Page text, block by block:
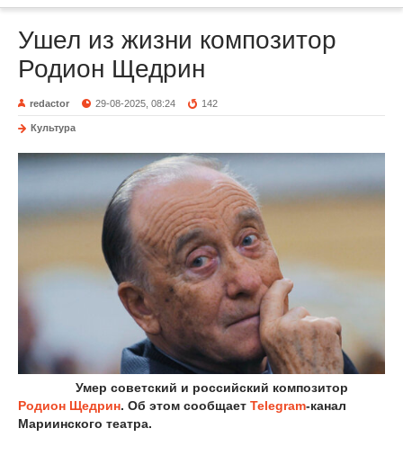
Ушел из жизни композитор
Родион Щедрин
redactor 29-08-2025, 08:24 142
Культура
Умер советский и российский композитор
Родион Щедрин. Об этом сообщает Telegram-канал
Мариинского театра.